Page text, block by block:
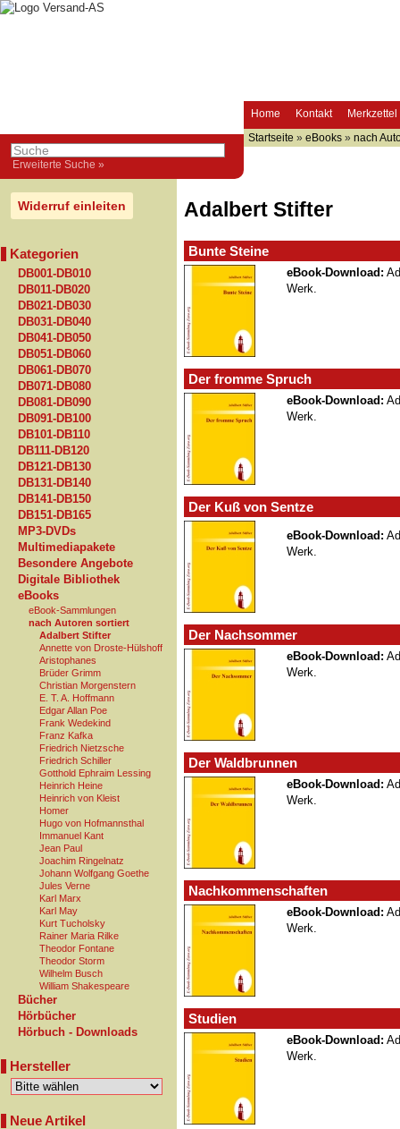
Home Kontakt Merkzettel
Erweiterte Suche »
Startseite » eBooks » nach
Widerruf einleiten
Kategorien
DB001-DB010
DB011-DB020
DB021-DB030
DB031-DB040
DB041-DB050
DB051-DB060
DB061-DB070
DB071-DB080
DB081-DB090
DB091-DB100
DB101-DB110
DB111-DB120
DB121-DB130
DB131-DB140
DB141-DB150
DB151-DB165
MP3-DVDs
Multimediapakete
Besondere Angebote
Digitale Bibliothek
eBooks
eBook-Sammlungen
nach Autoren sortiert
Adalbert Stifter
Annette von Droste-Hülshoff
Aristophanes
Brüder Grimm
Christian Morgenstern
E. T. A. Hoffmann
Edgar Allan Poe
Frank Wedekind
Franz Kafka
Friedrich Nietzsche
Friedrich Schiller
Gotthold Ephraim Lessing
Heinrich Heine
Heinrich von Kleist
Homer
Hugo von Hofmannsthal
Immanuel Kant
Jean Paul
Joachim Ringelnatz
Johann Wolfgang Goethe
Jules Verne
Karl Marx
Karl May
Kurt Tucholsky
Rainer Maria Rilke
Theodor Fontane
Theodor Storm
Wilhelm Busch
William Shakespeare
Bücher
Hörbücher
Hörbuch - Downloads
Hersteller
Neue Artikel
Adalbert Stifter
Bunte Steine
eBook-Download:
Werk.
Der fromme Spruch
eBook-Download:
Werk.
Der Kuß von Sentze
eBook-Download:
Werk.
Der Nachsommer
eBook-Download:
Werk.
Der Waldbrunnen
eBook-Download:
Werk.
Nachkommenschaften
eBook-Download:
Werk.
Studien
eBook-Download:
Werk.